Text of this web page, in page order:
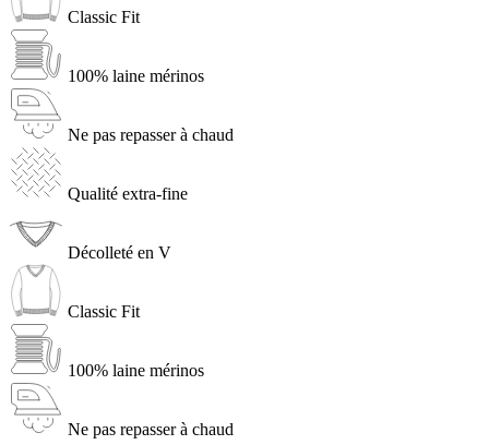
Classic Fit
100% laine mérinos
Ne pas repasser à chaud
Qualité extra-fine
Décolleté en V
Classic Fit
100% laine mérinos
Ne pas repasser à chaud